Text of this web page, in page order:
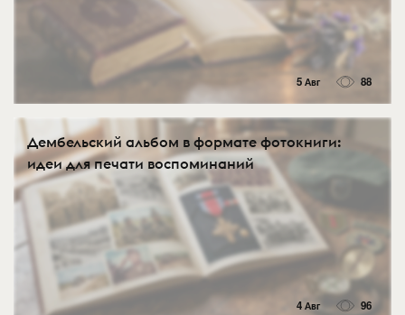
5 Авг 88
Дембельский альбом в формате фотокниги:
идеи для печати воспоминаний
4 Авг 96